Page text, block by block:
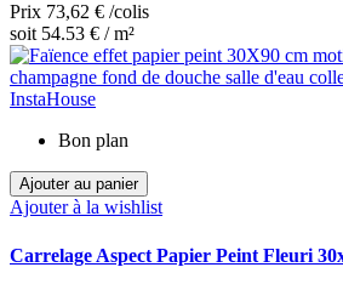
Prix 73,62 € /colis
soit 54.53 € / m²
Bon plan
Ajouter au panier
Ajouter à la wishlist
Carrelage Aspect Papier Peint Fleuri